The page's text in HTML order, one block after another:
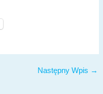
Następny Wpis →